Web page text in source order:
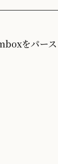
をパー